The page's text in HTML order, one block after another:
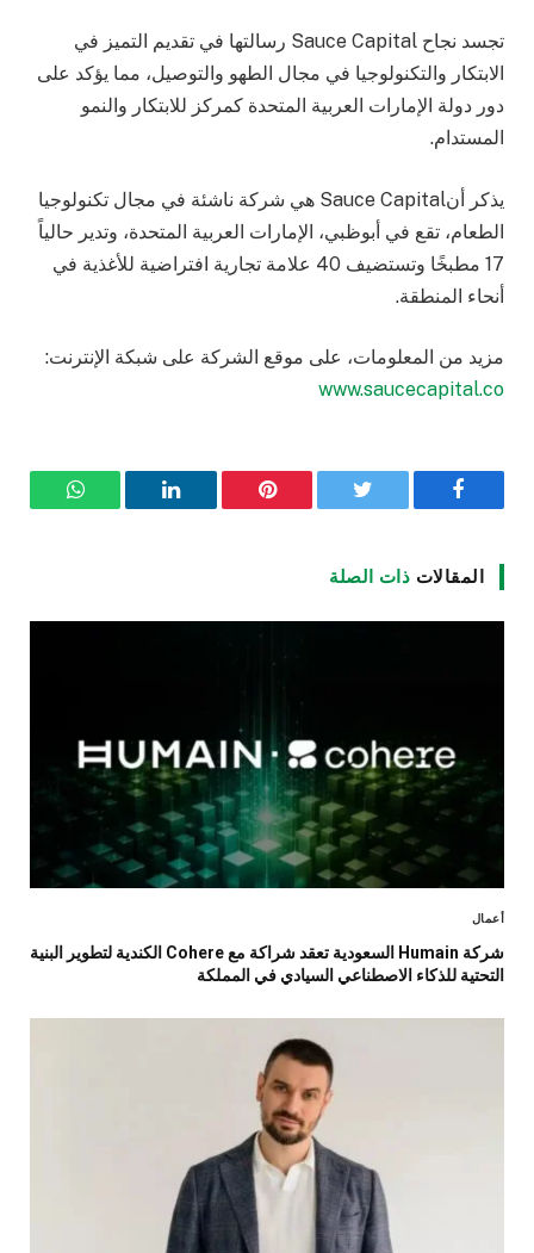
تجسد نجاح Sauce Capital رسالتها في تقديم التميز في
الابتكار والتكنولوجيا في مجال الطهو والتوصيل، مما يؤكد على
دور دولة الإمارات العربية المتحدة كمركز للابتكار والنمو
المستدام.
يذكر أنSauce Capital هي شركة ناشئة في مجال تكنولوجيا
الطعام، تقع في أبوظبي، الإمارات العربية المتحدة، وتدير حالياً
17 مطبخًا وتستضيف 40 علامة تجارية افتراضية للأغذية في
أنحاء المنطقة.
مزيد من المعلومات، على موقع الشركة على شبكة الإنترنت:
www.saucecapital.co
فيسبوك تويتر بينتيريست لينكدإن واتساب
المقالات ذات الصلة
أعمال
شركة Humain السعودية تعقد شراكة مع Cohere الكندية لتطوير البنية
التحتية للذكاء الاصطناعي السيادي في المملكة